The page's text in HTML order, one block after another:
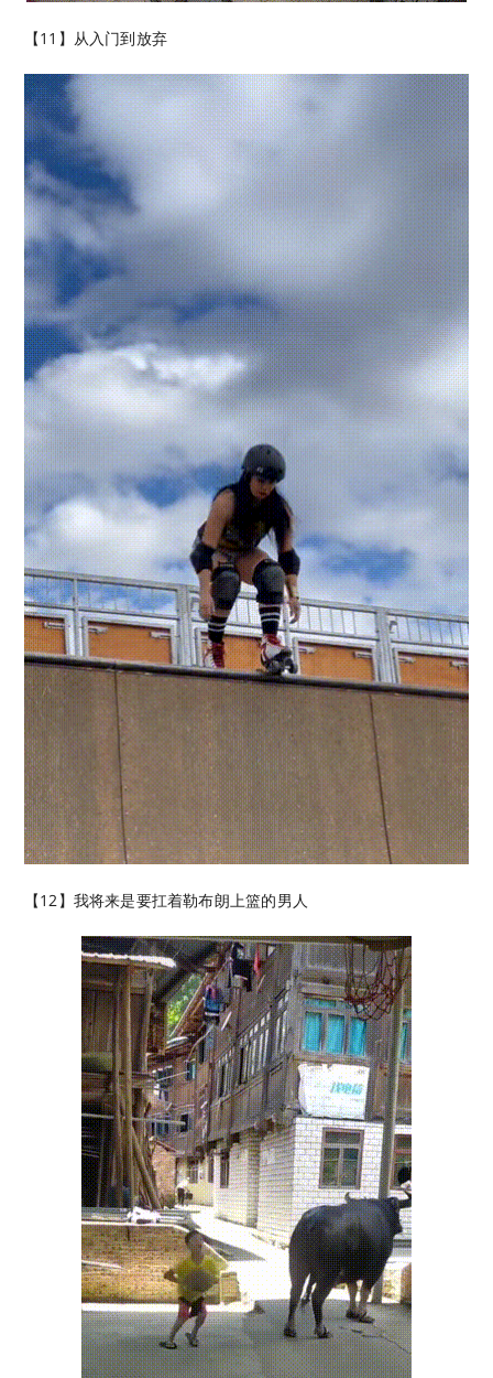
【11】从入门到放弃
【12】我将来是要扛着勒布朗上篮的男人